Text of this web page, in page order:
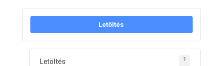
Letöltés
Letöltés 1